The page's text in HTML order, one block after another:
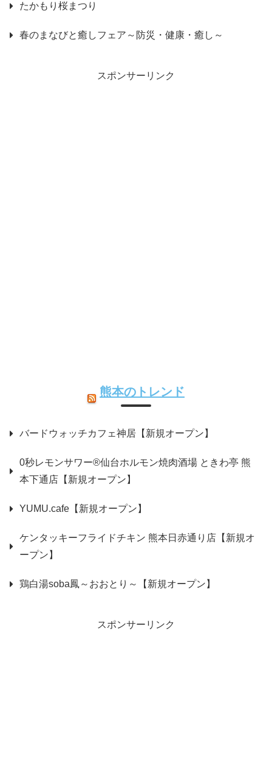
たかもり桜まつり
春のまなびと癒しフェア～防災・健康・癒し～
スポンサーリンク
熊本のトレンド
バードウォッチカフェ神居【新規オープン】
0秒レモンサワー®仙台ホルモン焼肉酒場 ときわ亭 熊
本下通店【新規オープン】
YUMU.cafe【新規オープン】
ケンタッキーフライドチキン 熊本日赤通り店【新規オ
ープン】
鶏白湯soba鳳～おおとり～【新規オープン】
スポンサーリンク